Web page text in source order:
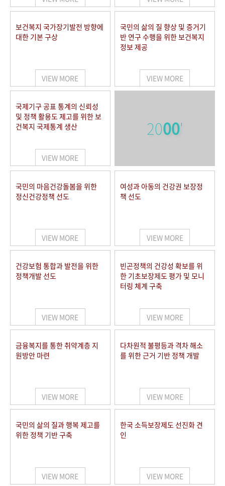
보건복지 국가장기발전 방향에
대한 기본 구상
VIEW MORE
국민의 삶의 질 향상 및 증거기
반 연구 수행을 위한 보건복지
정보 제공
VIEW MORE
국제기구 공표 통계의 신뢰성
및 정책 활용도 제고를 위한 보
건복지 국제통계 생산
VIEW MORE
2000'
국민의 마음건강돌봄을 위한
정신건강정책 선도
VIEW MORE
여성과 아동의 건강권 보장정
책 선도
VIEW MORE
건강보험 통합과 발전을 위한
정책개발 선도
VIEW MORE
빈곤정책의 건강성 확보를 위
한 기초보장제도 평가 및 모니
터링 체계 구축
VIEW MORE
금융복지를 통한 취약계층 지
원방안 마련
VIEW MORE
다차원적 불평등과 격차 해소
를 위한 근거 기반 정책 개발
VIEW MORE
국민의 삶의 질과 행복 제고를
위한 정책 기반 구축
VIEW MORE
한국 소득보장제도 선진화 견
인
VIEW MORE